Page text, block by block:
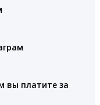
вы платите за